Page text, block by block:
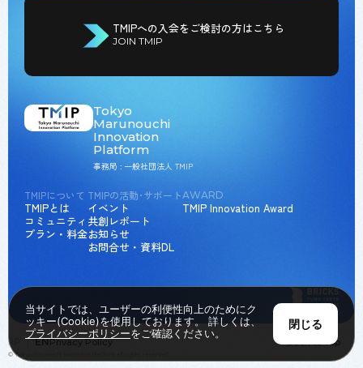
TMIPへの入会をご検討の方はこちら
JOIN TMIP
Tokyo
Marunouchi
Innovation
Platform
事務局 : 一般社団法人 TMIP
TMIPについて
TMIPとは
コミュニティ
プラン・料金
TMIPの活動･サポート
イベント
共創レポート
お知らせ
お問合せ・資料DL
AWARD
TMIP Innovation Award
JP ENPrivacy Policy
© Tokyo Marunouchi Innovation Platform all rights reserved.
Back to Top
当サイトでは、ユーザーの利便性向上のためにク
ッキー(Cookie)を使用しております。 詳しくは、
プライバシーポリシーをご確認ください。
閉じる